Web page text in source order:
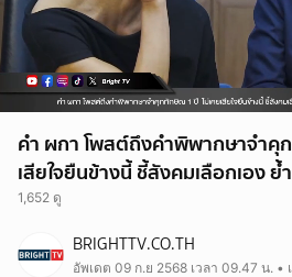
คำ ผกา โพสต์ถึงคำพิพากษาจำคุ
เสียใจยืนข้างนี้ ชี้สังคมเลือกเอง
1,652 ดู
BRIGHTTV.CO.TH
อัพเดต 09 ก.ย 2568 เวลา 09.47 น. •